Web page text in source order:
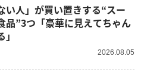
い人」が買い置きする“スー
品”3つ「豪華に見えてちゃん
2026.08.05